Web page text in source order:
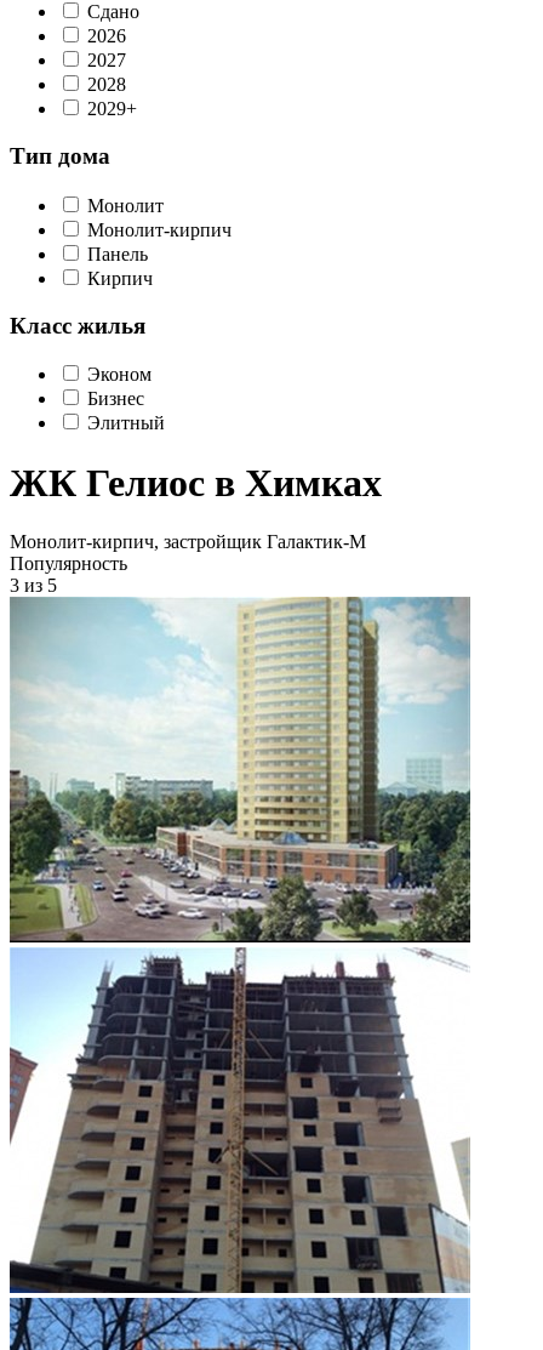
Сдано
2026
2027
2028
2029+
Тип дома
Монолит
Монолит-кирпич
Панель
Кирпич
Класс жилья
Эконом
Бизнес
Элитный
ЖК Гелиос в Химках
Монолит-кирпич, застройщик Галактик-М
Популярность
3 из 5